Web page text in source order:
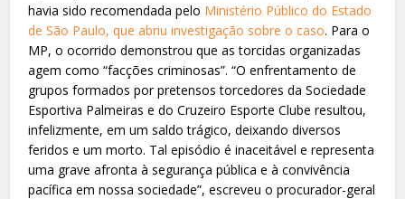
havia sido recomendada pelo Ministério Público do Estado
de São Paulo, que abriu investigação sobre o caso. Para o
MP, o ocorrido demonstrou que as torcidas organizadas
agem como “facções criminosas”. “O enfrentamento de
grupos formados por pretensos torcedores da Sociedade
Esportiva Palmeiras e do Cruzeiro Esporte Clube resultou,
infelizmente, em um saldo trágico, deixando diversos
feridos e um morto. Tal episódio é inaceitável e representa
uma grave afronta à segurança pública e à convivência
pacífica em nossa sociedade”, escreveu o procurador-geral